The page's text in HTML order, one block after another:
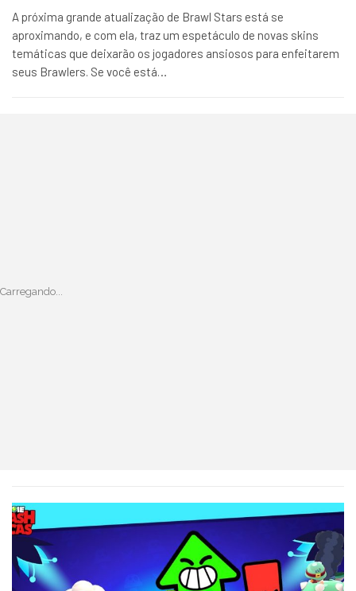
A próxima grande atualização de Brawl Stars está se
aproximando, e com ela, traz um espetáculo de novas skins
temáticas que deixarão os jogadores ansiosos para enfeitarem
seus Brawlers. Se você está…
Carregando...